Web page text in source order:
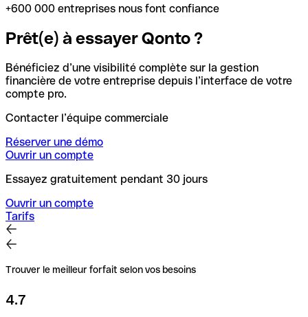
+600 000 entreprises nous font confiance
Prêt(e) à essayer Qonto ?
Bénéficiez d’une visibilité complète sur la gestion
financière de votre entreprise depuis l’interface de votre
compte pro.
Contacter l’équipe commerciale
Réserver une démo
Ouvrir un compte
Essayez gratuitement pendant 30 jours
Ouvrir un compte
Tarifs
Trouver le meilleur forfait selon vos besoins
4.7